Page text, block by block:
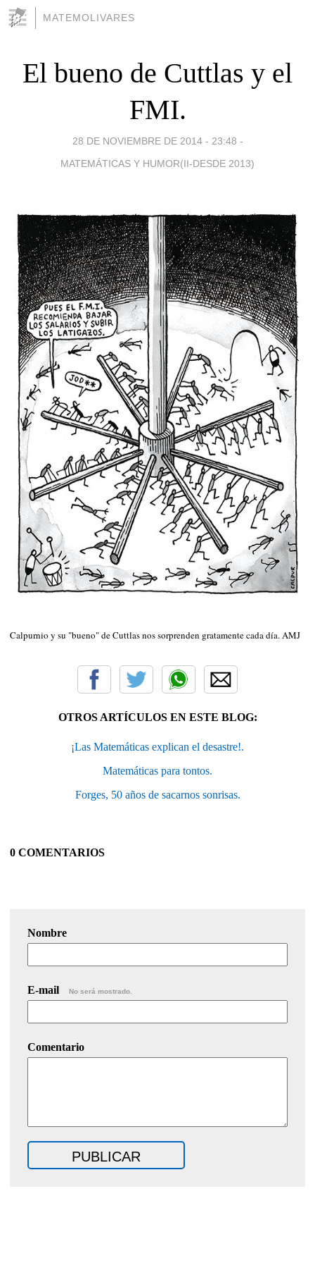
MATEMOLIVARES
El bueno de Cuttlas y el
FMI.
28 DE NOVIEMBRE DE 2014 - 23:48 -
MATEMÁTICAS Y HUMOR(II-DESDE 2013)
Calpurnio y su "bueno" de Cuttlas nos sorprenden gratamente cada día. AMJ
OTROS ARTÍCULOS EN ESTE BLOG:
¡Las Matemáticas explican el desastre!.
Matemáticas para tontos.
Forges, 50 años de sacarnos sonrisas.
0 COMENTARIOS
Nombre
E-mail No será mostrado.
Comentario